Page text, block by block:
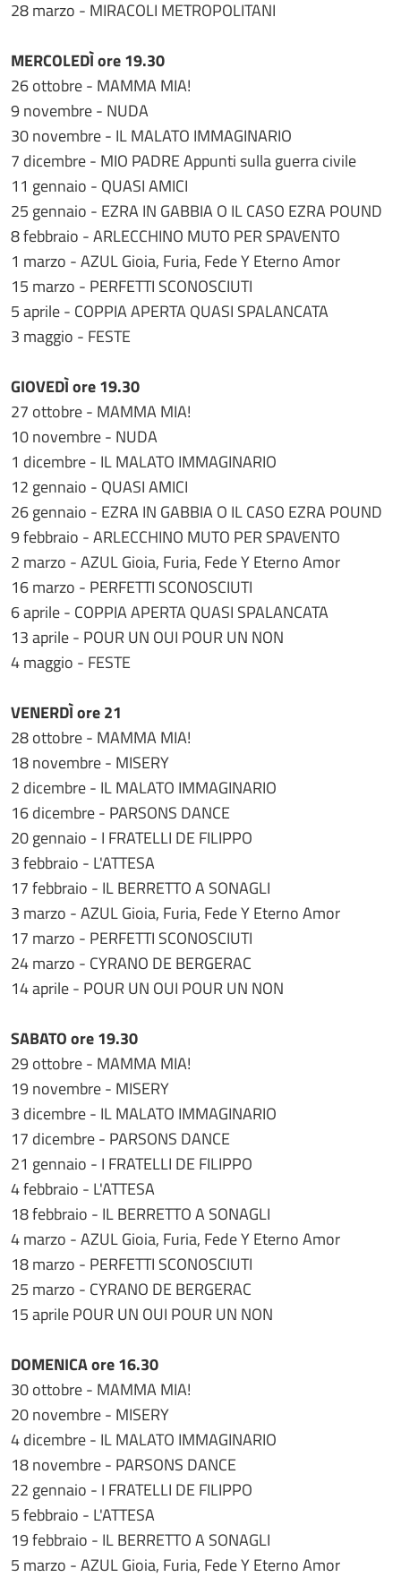
28 marzo - MIRACOLI METROPOLITANI
MERCOLEDÌ ore 19.30
26 ottobre - MAMMA MIA!
9 novembre - NUDA
30 novembre - IL MALATO IMMAGINARIO
7 dicembre - MIO PADRE Appunti sulla guerra civile
11 gennaio - QUASI AMICI
25 gennaio - EZRA IN GABBIA O IL CASO EZRA POUND
8 febbraio - ARLECCHINO MUTO PER SPAVENTO
1 marzo - AZUL Gioia, Furia, Fede Y Eterno Amor
15 marzo - PERFETTI SCONOSCIUTI
5 aprile - COPPIA APERTA QUASI SPALANCATA
3 maggio - FESTE
GIOVEDÌ ore 19.30
27 ottobre - MAMMA MIA!
10 novembre - NUDA
1 dicembre - IL MALATO IMMAGINARIO
12 gennaio - QUASI AMICI
26 gennaio - EZRA IN GABBIA O IL CASO EZRA POUND
9 febbraio - ARLECCHINO MUTO PER SPAVENTO
2 marzo - AZUL Gioia, Furia, Fede Y Eterno Amor
16 marzo - PERFETTI SCONOSCIUTI
6 aprile - COPPIA APERTA QUASI SPALANCATA
13 aprile - POUR UN OUI POUR UN NON
4 maggio - FESTE
VENERDÌ ore 21
28 ottobre - MAMMA MIA!
18 novembre - MISERY
2 dicembre - IL MALATO IMMAGINARIO
16 dicembre - PARSONS DANCE
20 gennaio - I FRATELLI DE FILIPPO
3 febbraio - L'ATTESA
17 febbraio - IL BERRETTO A SONAGLI
3 marzo - AZUL Gioia, Furia, Fede Y Eterno Amor
17 marzo - PERFETTI SCONOSCIUTI
24 marzo - CYRANO DE BERGERAC
14 aprile - POUR UN OUI POUR UN NON
SABATO ore 19.30
29 ottobre - MAMMA MIA!
19 novembre - MISERY
3 dicembre - IL MALATO IMMAGINARIO
17 dicembre - PARSONS DANCE
21 gennaio - I FRATELLI DE FILIPPO
4 febbraio - L'ATTESA
18 febbraio - IL BERRETTO A SONAGLI
4 marzo - AZUL Gioia, Furia, Fede Y Eterno Amor
18 marzo - PERFETTI SCONOSCIUTI
25 marzo - CYRANO DE BERGERAC
15 aprile POUR UN OUI POUR UN NON
DOMENICA ore 16.30
30 ottobre - MAMMA MIA!
20 novembre - MISERY
4 dicembre - IL MALATO IMMAGINARIO
18 novembre - PARSONS DANCE
22 gennaio - I FRATELLI DE FILIPPO
5 febbraio - L'ATTESA
19 febbraio - IL BERRETTO A SONAGLI
5 marzo - AZUL Gioia, Furia, Fede Y Eterno Amor